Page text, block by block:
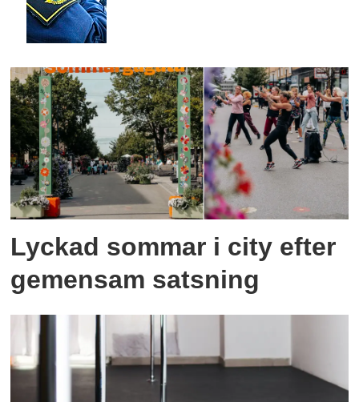
Lyckad sommar i city efter
gemensam satsning